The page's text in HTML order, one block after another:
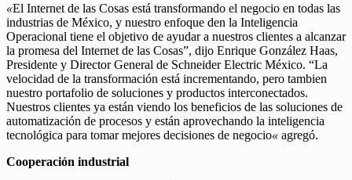
«El Internet de las Cosas está transformando el negocio en todas las
industrias de México, y nuestro enfoque den la Inteligencia
Operacional tiene el objetivo de ayudar a nuestros clientes a alcanzar
la promesa del Internet de las Cosas”, dijo Enrique González Haas,
Presidente y Director General de Schneider Electric México. “La
velocidad de la transformación está incrementando, pero tambien
nuestro portafolio de soluciones y productos interconectados.
Nuestros clientes ya están viendo los beneficios de las soluciones de
automatización de procesos y están aprovechando la inteligencia
tecnológica para tomar mejores decisiones de negocio« agregó.
Cooperación industrial